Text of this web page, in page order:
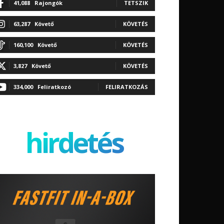
41,088 Rajongók TETSZIK
63,287 Követő KÖVETÉS
160,100 Követő KÖVETÉS
3,827 Követő KÖVETÉS
334,000 Feliratkozó FELIRATKOZÁS
hirdetés